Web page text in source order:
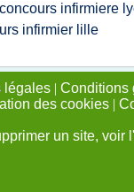
infirmiere
infirmier lille
légales | Conditions
des cookies |
un site, voir